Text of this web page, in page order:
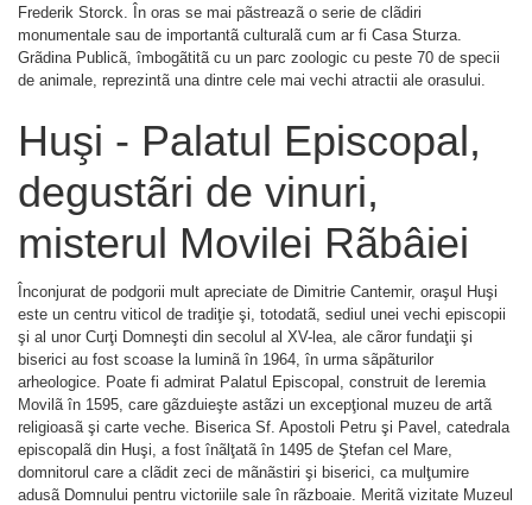
Frederik Storck. În oras se mai pãstreazã o serie de clãdiri
monumentale sau de importantã culturalã cum ar fi Casa Sturza.
Grãdina Publicã, îmbogãtitã cu un parc zoologic cu peste 70 de specii
de animale, reprezintã una dintre cele mai vechi atractii ale orasului.
Huşi - Palatul Episcopal,
degustãri de vinuri,
misterul Movilei Rãbâiei
Înconjurat de podgorii mult apreciate de Dimitrie Cantemir, oraşul Huşi
este un centru viticol de tradiţie şi, totodatã, sediul unei vechi episcopii
şi al unor Curţi Domneşti din secolul al XV-lea, ale cãror fundaţii şi
biserici au fost scoase la luminã în 1964, în urma sãpãturilor
arheologice. Poate fi admirat Palatul Episcopal, construit de Ieremia
Movilã în 1595, care gãzduieşte astãzi un excepţional muzeu de artã
religioasã şi carte veche. Biserica Sf. Apostoli Petru şi Pavel, catedrala
episcopalã din Huşi, a fost înãlţatã în 1495 de Ştefan cel Mare,
domnitorul care a clãdit zeci de mãnãstiri şi biserici, ca mulţumire
adusã Domnului pentru victoriile sale în rãzboaie. Meritã vizitate Muzeul